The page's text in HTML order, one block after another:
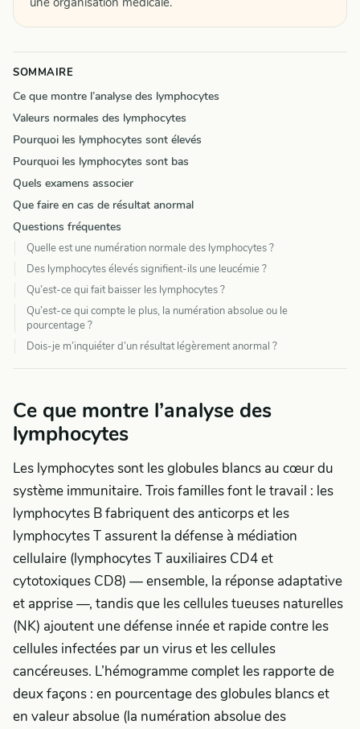
SOMMAIRE
Ce que montre l’analyse des lymphocytes
Valeurs normales des lymphocytes
Pourquoi les lymphocytes sont élevés
Pourquoi les lymphocytes sont bas
Quels examens associer
Que faire en cas de résultat anormal
Questions fréquentes
Quelle est une numération normale des lymphocytes ?
Des lymphocytes élevés signifient-ils une leucémie ?
Qu’est-ce qui fait baisser les lymphocytes ?
Qu’est-ce qui compte le plus, la numération absolue ou le
pourcentage ?
Dois-je m’inquiéter d’un résultat légèrement anormal ?
Ce que montre l’analyse des
lymphocytes
Les lymphocytes sont les globules blancs au cœur du
système immunitaire. Trois familles font le travail : les
lymphocytes B fabriquent des anticorps et les
lymphocytes T assurent la défense à médiation
cellulaire (lymphocytes T auxiliaires CD4 et
cytotoxiques CD8) — ensemble, la réponse adaptative
et apprise —, tandis que les cellules tueuses naturelles
(NK) ajoutent une défense innée et rapide contre les
cellules infectées par un virus et les cellules
cancéreuses. L’hémogramme complet les rapporte de
deux façons : en pourcentage des globules blancs et
en valeur absolue (la numération absolue des